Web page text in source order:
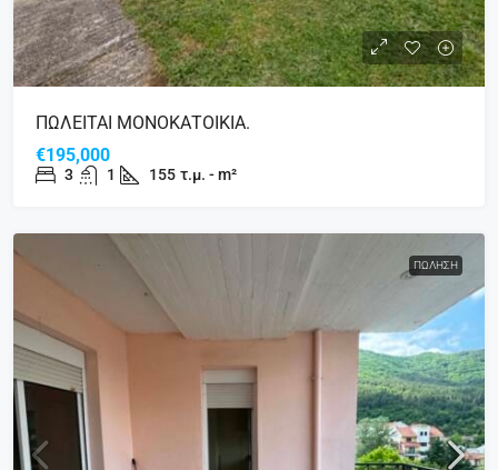
ΠΩΛΕΙΤΑΙ ΜΟΝΟΚΑΤΟΙΚΙΑ.
€195,000
3 1 155 τ.μ. - m²
ΠΏΛΗΣΗ